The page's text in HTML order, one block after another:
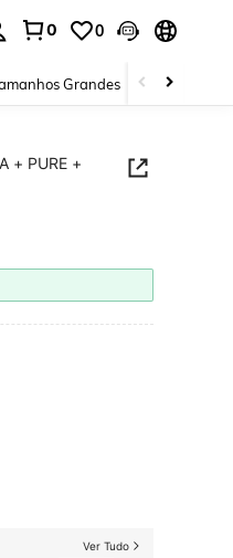
0 0
Grandes Joias e
+ PURE +
Ver Tudo